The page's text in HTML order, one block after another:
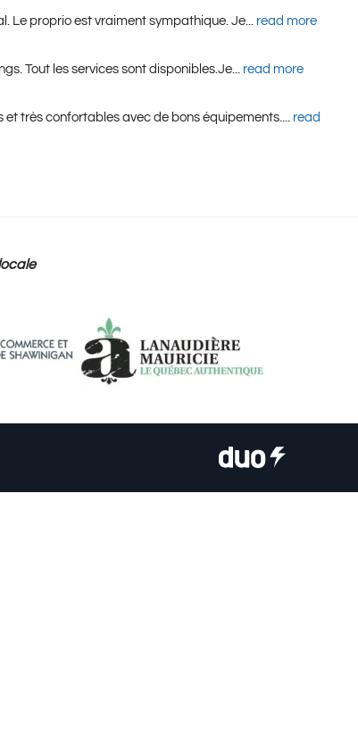
Le proprio est vraiment sympathique. Je... read more
Tout les services sont disponibles.Je... read more
très confortables avec de bons équipements.... read